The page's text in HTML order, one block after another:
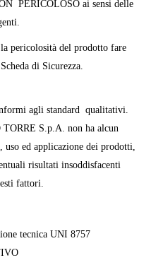
PERICOLOSO ai sensi delle
pericolosità del prodotto fare
di Sicurezza.
agli standard qualitativi.
S.p.A. non ha alcun
ed applicazione dei prodotti,
risultati insoddisfacenti
fattori.
tecnica UNI 8757